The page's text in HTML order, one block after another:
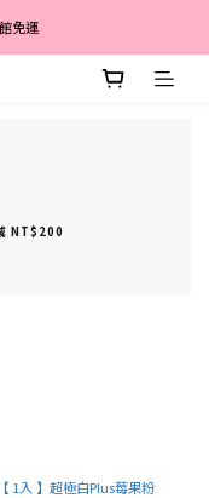
免運
免運
✨
NT$200